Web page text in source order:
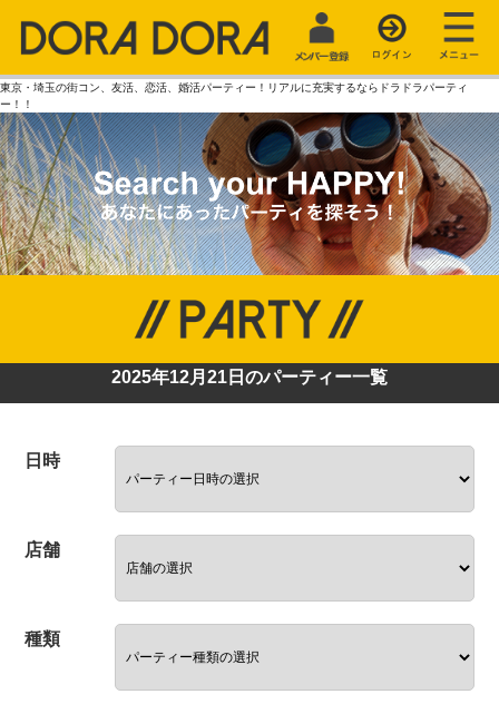
東京・埼玉の街コン、友活、恋活、婚活パーティー！リアルに充実するならドラドラパーティ
ー！！
2025年12月21日のパーティー一覧
日時
店舗
種類